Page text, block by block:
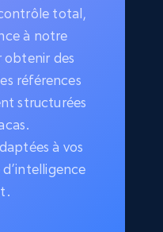
total,
à notre
obtenir des
références
structurées
à vos